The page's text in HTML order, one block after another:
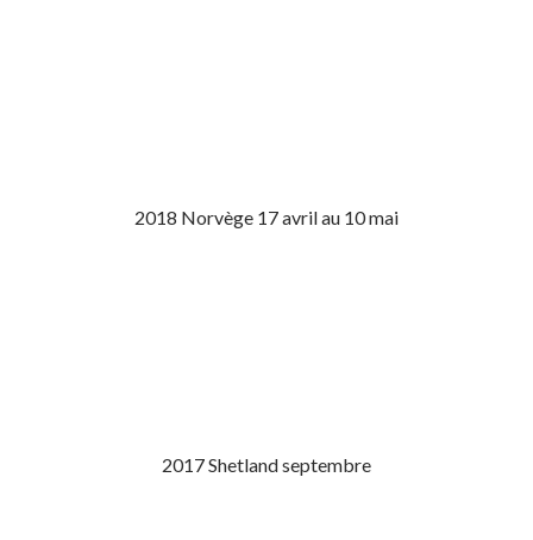
2018 Norvège 17 avril au 10 mai
2017 Shetland septembre